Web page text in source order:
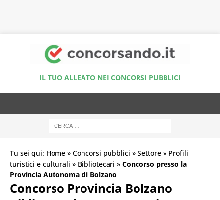
IL TUO ALLEATO NEI CONCORSI PUBBLICI
Tu sei qui: Home » Concorsi pubblici » Settore » Profili
turistici e culturali » Bibliotecari » Concorso presso la
Provincia Autonoma di Bolzano
Concorso Provincia Bolzano